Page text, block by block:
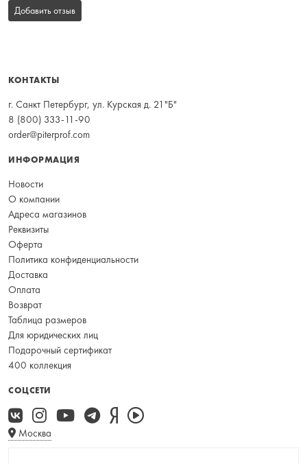
Добавить отзыв
КОНТАКТЫ
г. Санкт Петербург, ул. Курская д. 21"Б"
8 (800) 333-11-90
order@piterprof.com
ИНФОРМАЦИЯ
Новости
О компании
Адреса магазинов
Реквизиты
Оферта
Политика конфиденциальности
Доставка
Оплата
Возврат
Таблица размеров
Для юридических лиц
Подарочный сертификат
400 коллекция
СОЦСЕТИ
Москва